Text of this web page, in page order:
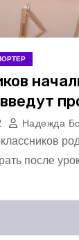
Надежда
после